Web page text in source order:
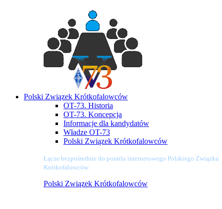
Polski Związek Krótkofalowców
OT-73. Historia
OT-73. Koncepcja
Informacje dla kandydatów
Władze OT-73
Polski Związek Krótkofalowców
Łącze bezpośrednie do poratlu internetowego Polskiego Związku
Krótkofalowców:
Polski Związek Krótkofalowców